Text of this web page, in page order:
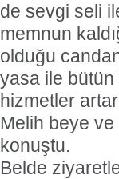
de sevgi seli
memnun
olduğu
yasa ile
hizmetler
Melih beye ve
konuştu.
Belde